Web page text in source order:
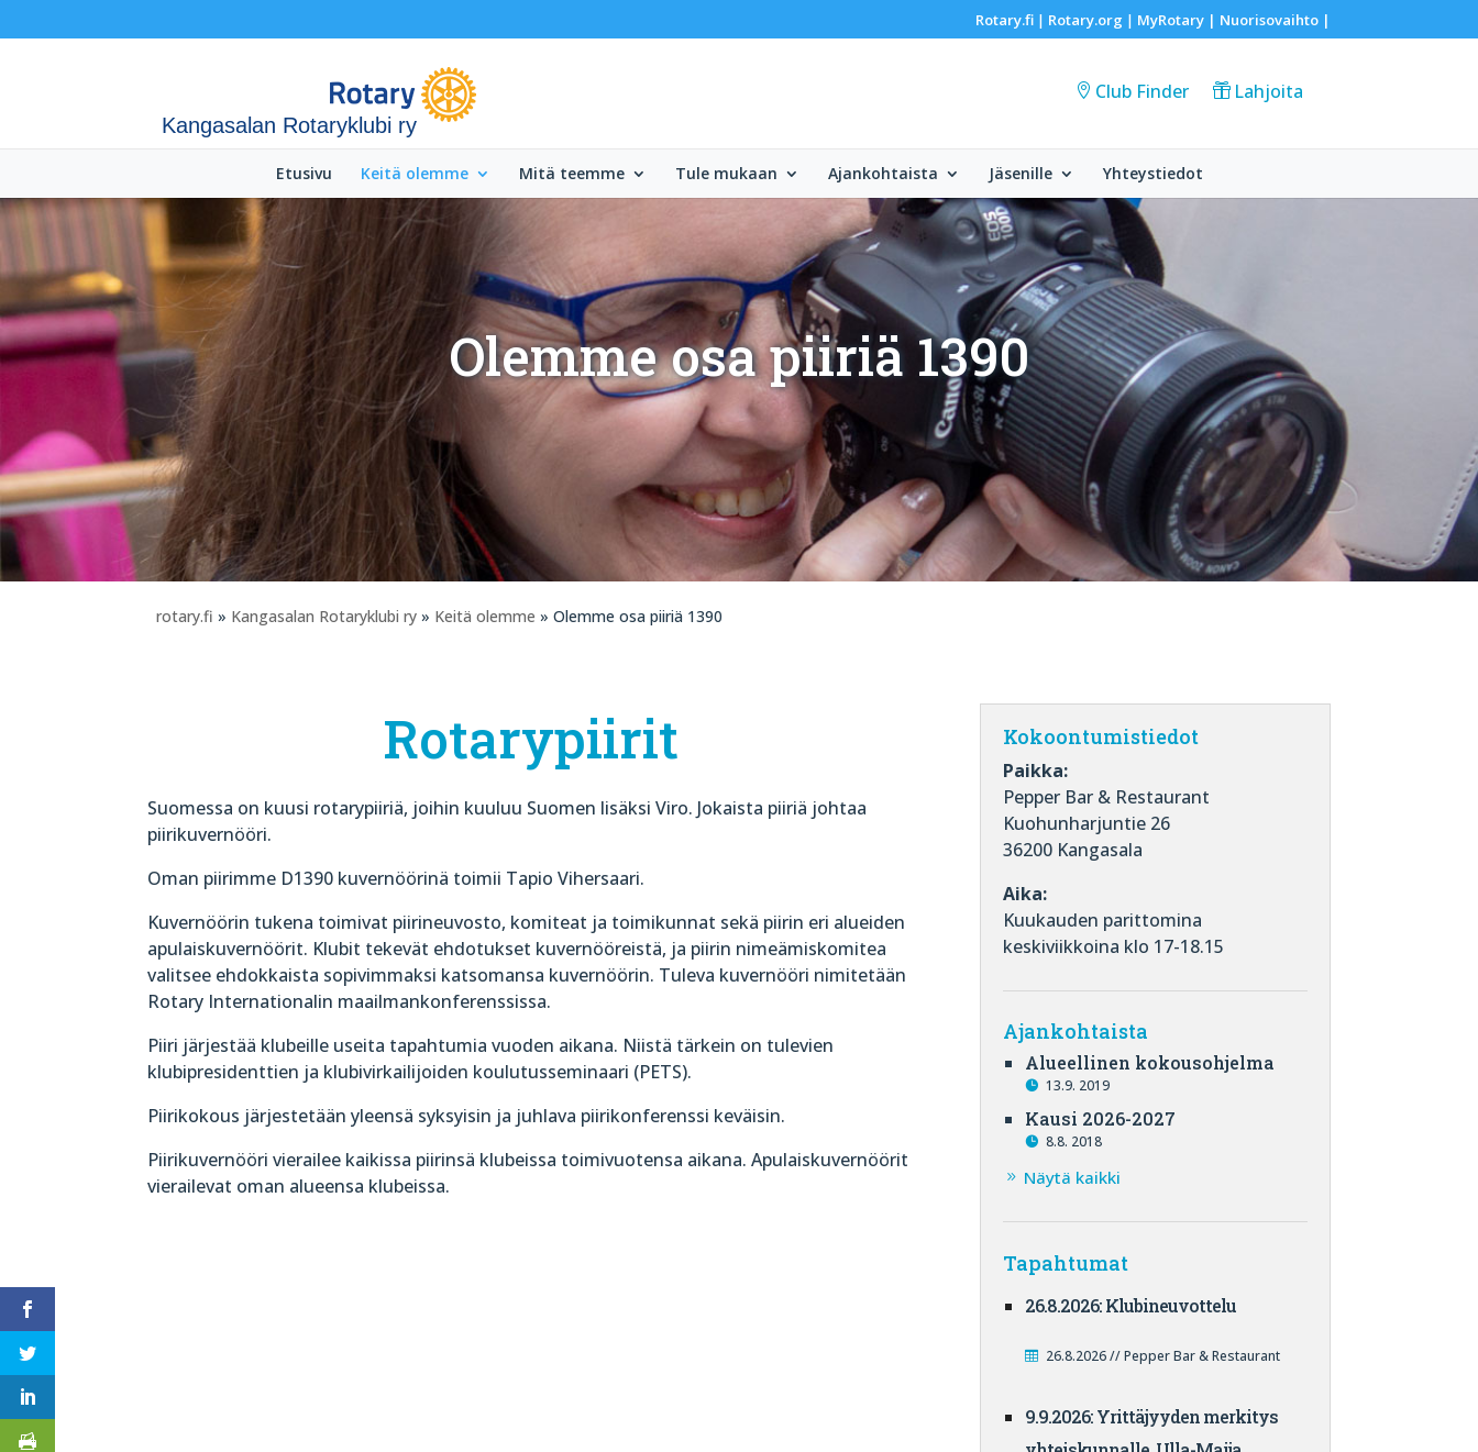
Rotary.fi| Rotary.org | MyRotary | Nuorisovaihto|
Kangasalan Rotaryklubi ry
Club Finder Lahjoita
Etusivu Keitä olemme Mitä teemme Tule mukaan Ajankohtaista Jäsenille Yhteystiedot
Olemme osa piiriä 1390
rotary.fi » Kangasalan Rotaryklubi ry » Keitä olemme » Olemme osa piiriä 1390
Rotarypiirit
Suomessa on kuusi rotarypiiriä, joihin kuuluu Suomen lisäksi Viro. Jokaista piiriä johtaa
piirikuvernööri.
Oman piirimme D1390 kuvernöörinä toimii Tapio Vihersaari.
Kuvernöörin tukena toimivat piirineuvosto, komiteat ja toimikunnat sekä piirin eri alueiden
apulaiskuvernöörit. Klubit tekevät ehdotukset kuvernööreistä, ja piirin nimeämiskomitea
valitsee ehdokkaista sopivimmaksi katsomansa kuvernöörin. Tuleva kuvernööri nimitetään
Rotary Internationalin maailmankonferenssissa.
Piiri järjestää klubeille useita tapahtumia vuoden aikana. Niistä tärkein on tulevien
klubipresidenttien ja klubivirkailijoiden koulutusseminaari (PETS).
Piirikokous järjestetään yleensä syksyisin ja juhlava piirikonferenssi keväisin.
Piirikuvernööri vierailee kaikissa piirinsä klubeissa toimivuotensa aikana. Apulaiskuvernöörit
vierailevat oman alueensa klubeissa.
Kokoontumistiedot
Paikka:
Pepper Bar & Restaurant
Kuohunharjuntie 26
36200 Kangasala
Aika:
Kuukauden parittomina
keskiviikkoina klo 17-18.15
Ajankohtaista
Alueellinen kokousohjelma
13.9. 2019
Kausi 2026-2027
8.8. 2018
Näytä kaikki
Tapahtumat
26.8.2026: Klubineuvottelu
26.8.2026 // Pepper Bar & Restaurant
9.9.2026: Yrittäjyyden merkitys